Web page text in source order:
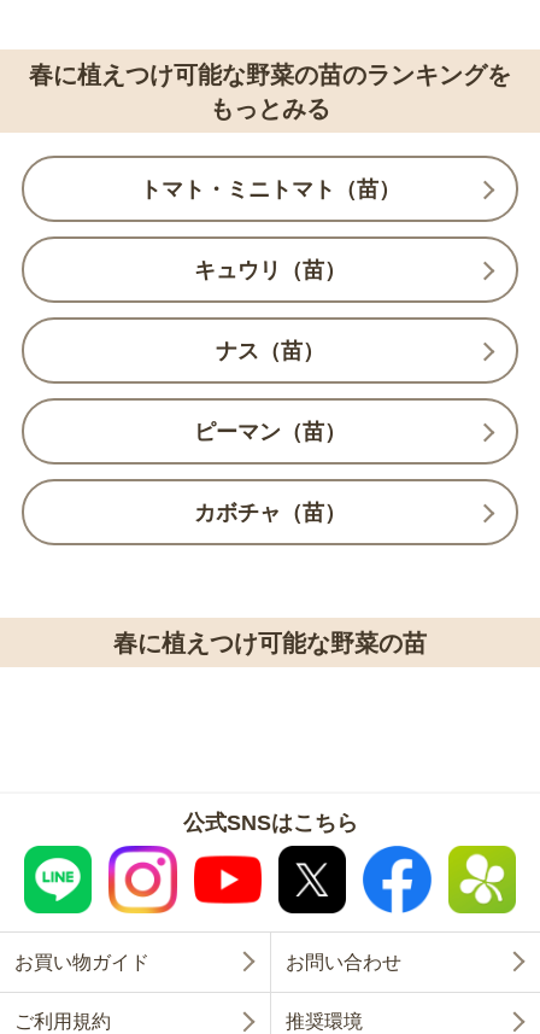
春に植えつけ可能な野菜の苗のランキングを
もっとみる
トマト・ミニトマト（苗）
キュウリ（苗）
ナス（苗）
ピーマン（苗）
カボチャ（苗）
春に植えつけ可能な野菜の苗
公式SNSはこちら
お買い物ガイド お問い合わせ
ご利用規約 推奨環境